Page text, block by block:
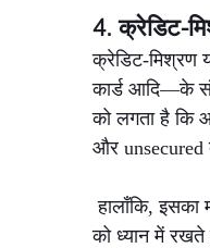
4. क्रेडिट-
क्रेडिट-मिश्रण
कार्ड आदि—के
को लगता है कि
और unsecured
हालाँकि,
को ध्यान में रखते